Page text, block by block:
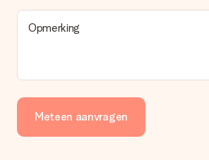
Opmerking
Meteen aanvragen